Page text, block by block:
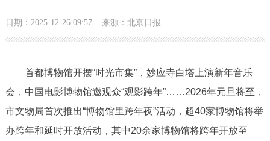
政务公开
市领导 机构职能 政策服务
日期：2025-12-26 09:57 来源：北京日报
首都博物馆开摆“时光市集”，妙应寺白塔上演新年音乐
会，中国电影博物馆邀观众“观影跨年”……2026年元旦将至，
市文物局首次推出“博物馆里跨年夜”活动，超40家博物馆将举
办跨年和延时开放活动，其中20余家博物馆将跨年开放至